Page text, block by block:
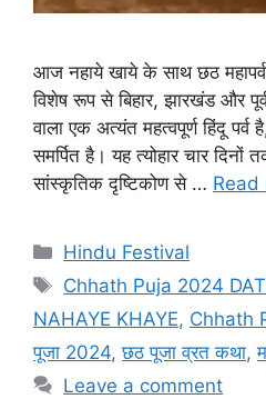
आज नहाये खाये के साथ छठ
विशेष रूप से बिहार, झारखंड और
वाला एक अत्यंत महत्वपूर्ण हिंदू
समर्पित है। यह त्योहार चार
सांस्कृतिक दृष्टिकोण से … Read
C
a
e
g
o
Hindu Festival
T
a
s
Chhath Puja 2024
NAHAYE KHAYE, Chhath
पूजा 2024,छठ पूजा व्रत कथा,
Leave a comment